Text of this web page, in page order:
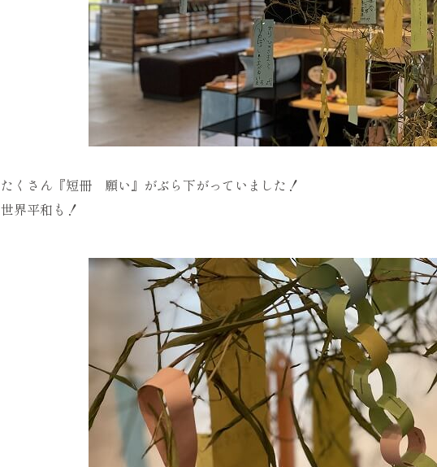
たくさん『短冊 願い』がぶら下がっていました！
世界平和も！